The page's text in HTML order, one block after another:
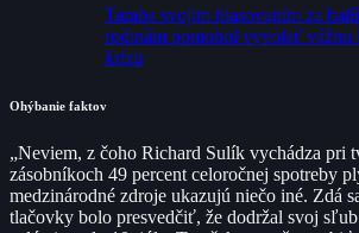
Taraba svojim hlasovaním za
rodinám pomohol vyvolať vážnu
krízu
Ohýbanie faktov
„Neviem, z čoho Richard Sulík vychádza pri
zásobníkoch 49 percent celoročnej spotreby
medzinárodné zdroje ukazujú niečo iné. Zdá
tlačovky bolo presvedčiť, že dodržal svoj